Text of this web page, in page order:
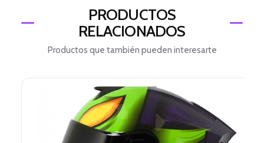
PRODUCTOS
RELACIONADOS
Productos que también pueden interesarte